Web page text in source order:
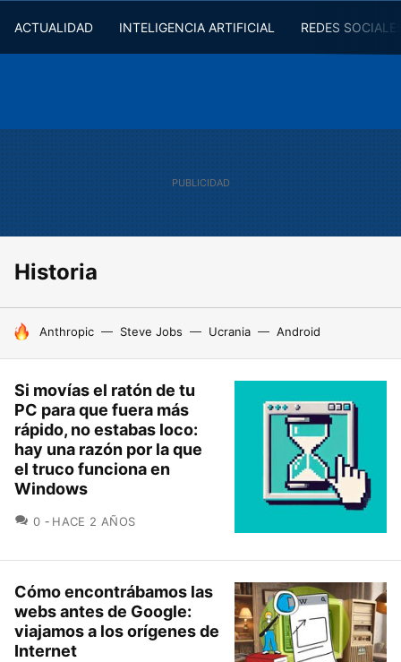
ACTUALIDAD INTELIGENCIA ARTIFICIAL REDES
Historia
HOY SE HABLA DE
Anthropic Steve Jobs Ucrania Android
Si movías el ratón de tu
PC para que fuera más
rápido, no estabas loco:
hay una razón por la que
el truco funciona en
Windows
0 COMENTARIOS
HACE 2 AÑOS
Cómo encontrábamos las
webs antes de Google:
viajamos a los orígenes de
Internet